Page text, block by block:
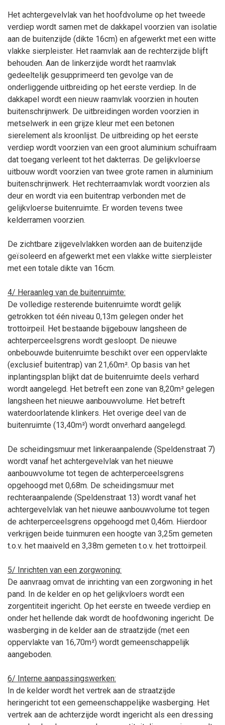
Het achtergevelvlak van het hoofdvolume op het tweede
verdiep wordt samen met de dakkapel voorzien van isolatie
aan de buitenzijde (dikte 16cm) en afgewerkt met een witte
vlakke sierpleister. Het raamvlak aan de rechterzijde blijft
behouden. Aan de linkerzijde wordt het raamvlak
gedeeltelijk gesupprimeerd ten gevolge van de
onderliggende uitbreiding op het eerste verdiep. In de
dakkapel wordt een nieuw raamvlak voorzien in houten
buitenschrijnwerk. De uitbreidingen worden voorzien in
metselwerk in een grijze kleur met een betonen
sierelement als kroonlijst. De uitbreiding op het eerste
verdiep wordt voorzien van een groot aluminium schuifraam
dat toegang verleent tot het dakterras. De gelijkvloerse
uitbouw wordt voorzien van twee grote ramen in aluminium
buitenschrijnwerk. Het rechterraamvlak wordt voorzien als
deur en wordt via een buitentrap verbonden met de
gelijkvloerse buitenruimte. Er worden tevens twee
kelderramen voorzien.
De zichtbare zijgevelvlakken worden aan de buitenzijde
geïsoleerd en afgewerkt met een vlakke witte sierpleister
met een totale dikte van 16cm.
4/ Heraanleg van de buitenruimte:
De volledige resterende buitenruimte wordt gelijk
getrokken tot één niveau 0,13m gelegen onder het
trottoirpeil. Het bestaande bijgebouw langsheen de
achterperceelsgrens wordt gesloopt. De nieuwe
onbebouwde buitenruimte beschikt over een oppervlakte
(exclusief buitentrap) van 21,60m². Op basis van het
inplantingsplan blijkt dat de buitenruimte deels verhard
wordt aangelegd. Het betreft een zone van 8,20m² gelegen
langsheen het nieuwe aanbouwvolume. Het betreft
waterdoorlatende klinkers. Het overige deel van de
buitenruimte (13,40m²) wordt onverhard aangelegd.
De scheidingsmuur met linkeraanpalende (Speldenstraat 7)
wordt vanaf het achtergevelvlak van het nieuwe
aanbouwvolume tot tegen de achterperceelsgrens
opgehoogd met 0,68m. De scheidingsmuur met
rechteraanpalende (Speldenstraat 13) wordt vanaf het
achtergevelvlak van het nieuwe aanbouwvolume tot tegen
de achterperceelsgrens opgehoogd met 0,46m. Hierdoor
verkrijgen beide tuinmuren een hoogte van 3,25m gemeten
t.o.v. het maaiveld en 3,38m gemeten t.o.v. het trottoirpeil.
5/ Inrichten van een zorgwoning:
De aanvraag omvat de inrichting van een zorgwoning in het
pand. In de kelder en op het gelijkvloers wordt een
zorgentiteit ingericht. Op het eerste en tweede verdiep en
onder het hellende dak wordt de hoofdwoning ingericht. De
wasberging in de kelder aan de straatzijde (met een
oppervlakte van 16,70m²) wordt gemeenschappelijk
aangeboden.
6/ Interne aanpassingswerken:
In de kelder wordt het vertrek aan de straatzijde
heringericht tot een gemeenschappelijke wasberging. Het
vertrek aan de achterzijde wordt ingericht als een dressing